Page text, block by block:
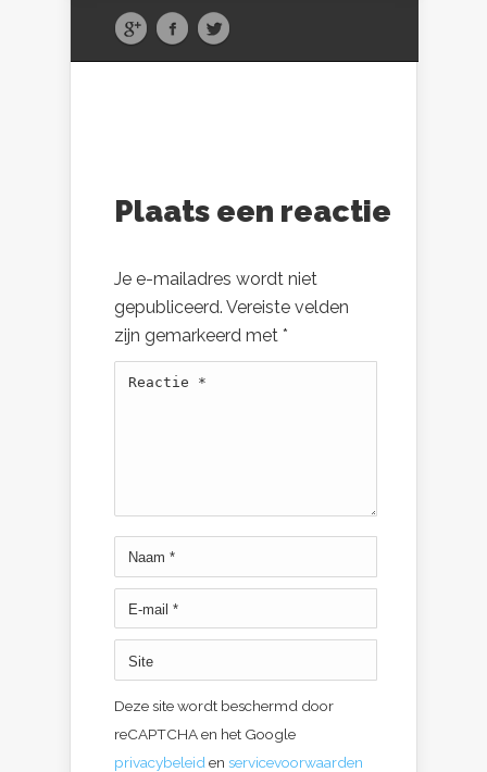
Plaats een reactie
Je e-mailadres wordt niet
gepubliceerd. Vereiste velden
zijn gemarkeerd met *
Deze site wordt beschermd door
reCAPTCHA en het Google
privacybeleid en servicevoorwaarden